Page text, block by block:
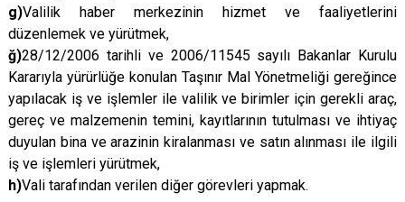
g)Valilik haber merkezinin hizmet ve faaliyetlerini
düzenlemek ve yürütmek,
ğ)28/12/2006 tarihli ve 2006/11545 sayılı Bakanlar Kurulu
Kararıyla yürürlüğe konulan Taşınır Mal Yönetmeliği gereğince
yapılacak iş ve işlemler ile valilik ve birimler için gerekli araç,
gereç ve malzemenin temini, kayıtlarının tutulması ve ihtiyaç
duyulan bina ve arazinin kiralanması ve satın alınması ile ilgili
iş ve işlemleri yürütmek,
h)Vali tarafından verilen diğer görevleri yapmak.